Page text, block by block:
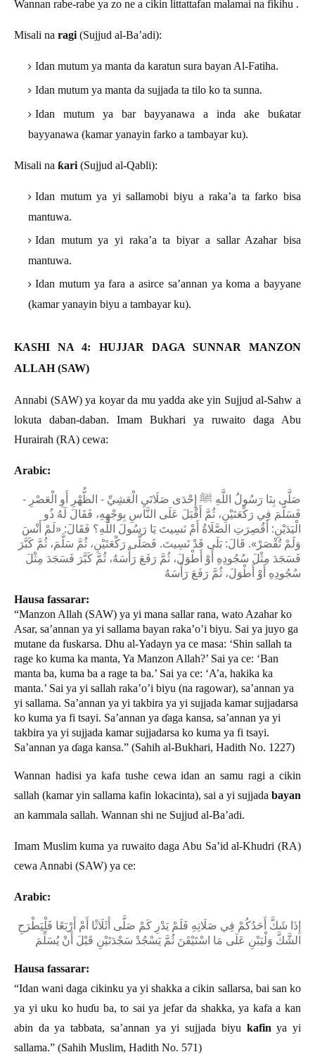
Wannan rabe-rabe ya zo ne a cikin littattafan malamai na fikihu .
Misali na ragi (Sujjud al-Ba’adi):
Idan mutum ya manta da karatun sura bayan Al-Fatiha.
Idan mutum ya manta da sujjada ta tilo ko ta sunna.
Idan mutum ya bar bayyanawa a inda ake buƙatar
bayyanawa (kamar yanayin farko a tambayar ku).
Misali na ƙari (Sujjud al-Qabli):
Idan mutum ya yi sallamobi biyu a raka’a ta farko bisa
mantuwa.
Idan mutum ya yi raka’a ta biyar a sallar Azahar bisa
mantuwa.
Idan mutum ya fara a asirce sa’annan ya koma a bayyane
(kamar yanayin biyu a tambayar ku).
KASHI NA 4: HUJJAR DAGA SUNNAR MANZON
ALLAH (SAW)
Annabi (SAW) ya koyar da mu yadda ake yin Sujjud al-Sahw a
lokuta daban-daban. Imam Bukhari ya ruwaito daga Abu
Hurairah (RA) cewa:
Arabic:
صَلَّى بِنَا رَسُولُ اللَّهِ ﷺ إِحْدَى صَلَاتَيِ الْعَشِيِّ - الظُّهْرِ أَوِ الْعَصْرِ -
فَسَلَّمَ فِي رَكْعَتَيْنِ، ثُمَّ أَقْبَلَ عَلَى النَّاسِ بِوَجْهِهِ، فَقَالَ لَهُ ذُو
الْيَدَيْنِ: أَقُصِرَتِ الصَّلَاةُ أَمْ نَسِيتَ يَا رَسُولَ اللَّهِ؟ فَقَالَ: «لَمْ أَنْسَ
وَلَمْ تُقْصَرْ». قَالَ: بَلَى قَدْ نَسِيتَ. فَصَلَّى رَكْعَتَيْنِ، ثُمَّ سَلَّمَ، ثُمَّ كَبَّرَ
فَسَجَدَ مِثْلَ سُجُودِهِ أَوْ أَطْوَلَ، ثُمَّ رَفَعَ رَأْسَهُ، ثُمَّ كَبَّرَ فَسَجَدَ مِثْلَ
سُجُودِهِ أَوْ أَطْوَلَ، ثُمَّ رَفَعَ رَأْسَهُ
Hausa fassarar:
“Manzon Allah (SAW) ya yi mana sallar rana, wato Azahar ko
Asar, sa’annan ya yi sallama bayan raka’o’i biyu. Sai ya juyo ga
mutane da fuskarsa. Dhu al-Yadayn ya ce masa: ‘Shin sallah ta
rage ko kuma ka manta, Ya Manzon Allah?’ Sai ya ce: ‘Ban
manta ba, kuma ba a rage ta ba.’ Sai ya ce: ‘A’a, hakika ka
manta.’ Sai ya yi sallah raka’o’i biyu (na ragowar), sa’annan ya
yi sallama. Sa’annan ya yi takbira ya yi sujjada kamar sujjadarsa
ko kuma ya fi tsayi. Sa’annan ya ɗaga kansa, sa’annan ya yi
takbira ya yi sujjada kamar sujjadarsa ko kuma ya fi tsayi.
Sa’annan ya ɗaga kansa.” (Sahih al-Bukhari, Hadith No. 1227)
Wannan hadisi ya kafa tushe cewa idan an samu ragi a cikin
sallah (kamar yin sallama kafin lokacinta), sai a yi sujjada bayan
an kammala sallah. Wannan shi ne Sujjud al-Ba’adi.
Imam Muslim kuma ya ruwaito daga Abu Sa’id al-Khudri (RA)
cewa Annabi (SAW) ya ce:
Arabic:
إِذَا شَكَّ أَحَدُكُمْ فِي صَلَاتِهِ فَلَمْ يَدْرِ كَمْ صَلَّى أَثَلَاثًا أَمْ أَرْبَعًا فَلْيَطْرَحِ
الشَّكَّ وَلْيَبْنِ عَلَى مَا اسْتَيْقَنَ ثُمَّ يَسْجُدْ سَجْدَتَيْنِ قَبْلَ أَنْ يُسَلِّمَ
Hausa fassarar:
“Idan wani daga cikinku ya yi shakka a cikin sallarsa, bai san ko
ya yi uku ko huɗu ba, to sai ya jefar da shakka, ya kafa a kan
abin da ya tabbata, sa’annan ya yi sujjada biyu kafin ya yi
sallama.” (Sahih Muslim, Hadith No. 571)